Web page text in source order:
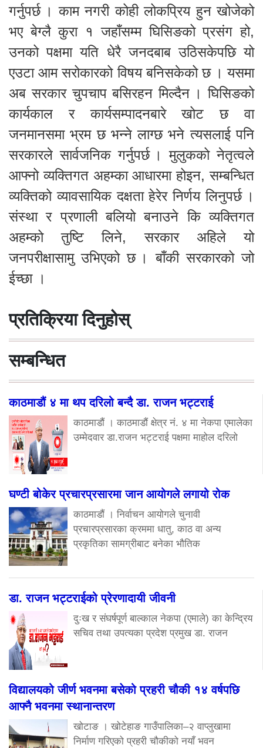
गर्नुपर्छ । काम नगरी कोही लोकप्रिय हुन खोजेको
भए बेग्लै कुरा १ जहाँसम्म घिसिङको प्रसंग हो,
उनको पक्षमा यति धेरै जनदबाब उठिसकेपछि यो
एउटा आम सरोकारको विषय बनिसकेको छ । यसमा
अब सरकार चुपचाप बसिरहन मिल्दैन । घिसिङको
कार्यकाल र कार्यसम्पादनबारे खोट छ वा
जनमानसमा भ्रम छ भन्ने लाग्छ भने त्यसलाई पनि
सरकारले सार्वजनिक गर्नुपर्छ । मुलुकको नेतृत्वले
आफ्नो व्यक्तिगत अहम्का आधारमा होइन, सम्बन्धित
व्यक्तिको व्यावसायिक दक्षता हेरेर निर्णय लिनुपर्छ ।
संस्था र प्रणाली बलियो बनाउने कि व्यक्तिगत
अहम्को तुष्टि लिने, सरकार अहिले यो
जनपरीक्षासामु उभिएको छ । बाँकी सरकारको जो
ईच्छा ।
प्रतिक्रिया दिनुहोस्
सम्बन्धित
काठमाडौं ४ मा थप दरिलो बन्दै डा. राजन भट्टराई
काठमाडौं । काठमाडौं क्षेत्र नं. ४ मा नेकपा एमालेका
उम्मेदवार डा.राजन भट्टराई पक्षमा माहोल दरिलो
घण्टी बोकेर प्रचारप्रसारमा जान आयोगले लगायो रोक
काठमाडौं । निर्वाचन आयोगले चुनावी
प्रचारप्रसारका क्रममा धातु, काठ वा अन्य
प्रकृतिका सामग्रीबाट बनेका भौतिक
डा. राजन भट्टराईको प्रेरणादायी जीवनी
दुःख र संघर्षपूर्ण बाल्काल नेकपा (एमाले) का केन्द्रिय
सचिव तथा उपत्यका प्रदेश प्रमुख डा. राजन
विद्यालयको जीर्ण भवनमा बसेको प्रहरी चौकी १४ वर्षपछि
आफ्नै भवनमा स्थानान्तरण
खोटाङ । खोटेहाङ गाउँपालिका–२ वाप्लुखामा
निर्माण गरिएको प्रहरी चौकीको नयाँ भवन